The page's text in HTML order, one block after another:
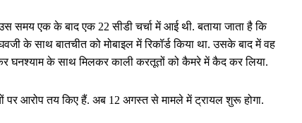
समय एक के बाद एक 22 सीडी चर्चा में आई थी. बताया जाता है कि
के साथ बातचीत को मोबाइल में रिकॉर्ड किया था. उसके बाद में वह
घनश्याम के साथ मिलकर काली करतूतों को कैमरे में कैद कर लिया.
पर आरोप तय किए हैं. अब 12 अगस्त से मामले में ट्रायल शुरू होगा.